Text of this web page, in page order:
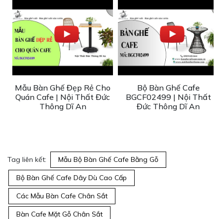
Mẫu Bàn Ghế Đẹp Rẻ Cho
Quán Cafe | Nội Thất Đức
Thông Dĩ An
Bộ Bàn Ghế Cafe
BGCF02499 | Nội Thất
Đức Thông Dĩ An
Tag liên kết: Mẫu Bộ Bàn Ghế Cafe Bằng Gỗ
Bộ Bàn Ghế Cafe Dây Dù Cao Cấp
Các Mẫu Bàn Cafe Chân Sắt
Bàn Cafe Mặt Gỗ Chân Sắt